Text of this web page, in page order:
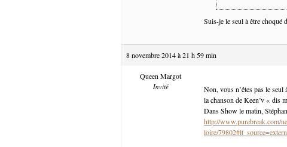
Suis-je le seul à être choqué
8 novembre 2014 à 21 h 59 min
Queen Margot
Invité
Non, vous n’êtes pas le
la chanson de Keen’v « dis
Dans Show le matin,
http://www.purebreak.com/
loire/